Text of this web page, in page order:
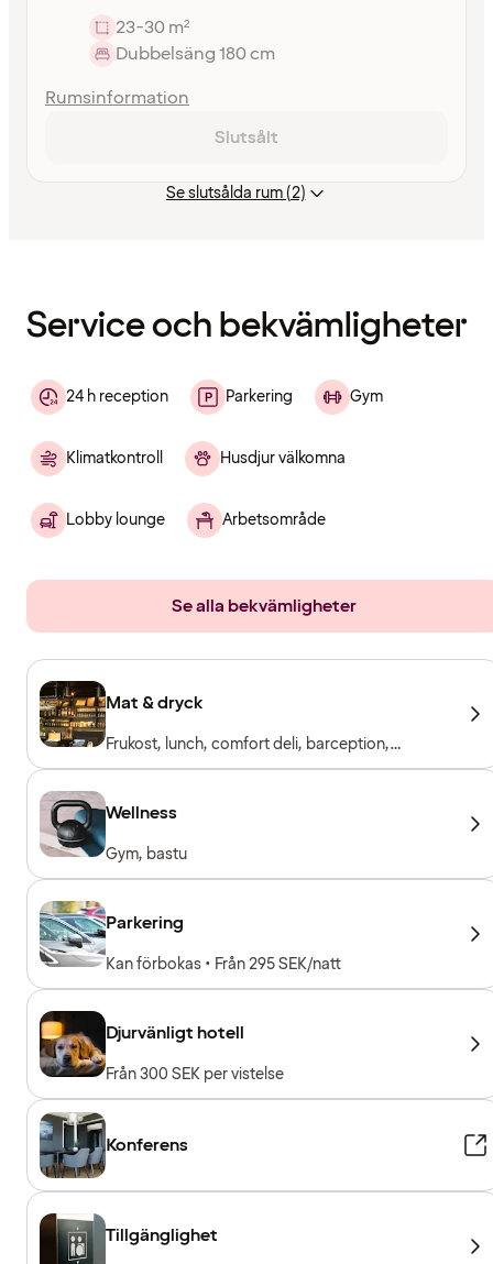
23-30 m²
Dubbelsäng 180 cm
Rumsinformation
Slutsålt
Se slutsålda rum (2)
Service och bekvämligheter
24 h reception Parkering Gym
Klimatkontroll Husdjur välkomna
Lobby lounge Arbetsområde
Se alla bekvämligheter
Mat & dryck
Frukost, lunch, comfort deli, barception,
restaurang & bar
Wellness
Gym, bastu
Parkering
Kan förbokas • Från 295 SEK/natt
Djurvänligt hotell
Från 300 SEK per vistelse
Konferens
Tillgänglighet